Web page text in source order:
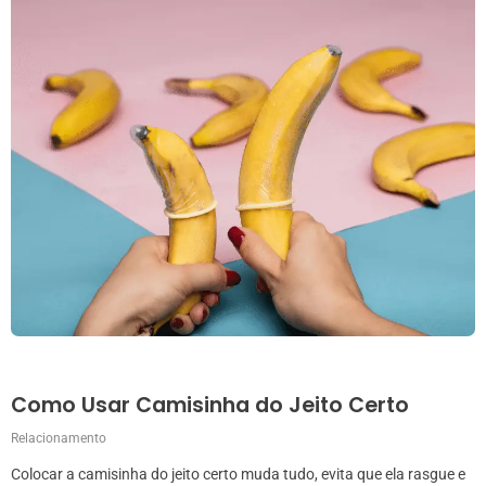
Como Usar Camisinha do Jeito Certo
Relacionamento
Colocar a camisinha do jeito certo muda tudo, evita que ela rasgue e